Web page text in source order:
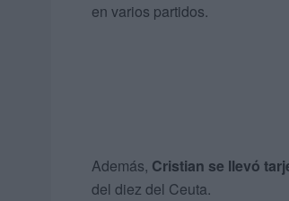
en varios partidos.
Además, Cristian se llevó
del diez del Ceuta.